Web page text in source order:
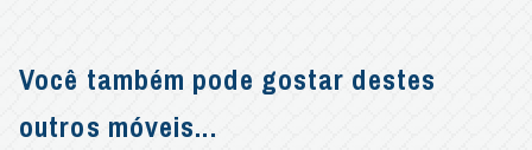
Você também pode gostar destes
outros móveis...